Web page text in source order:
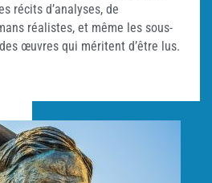
récits d’analyses, de
réalistes, et même les sous-
œuvres qui méritent d’être lus.